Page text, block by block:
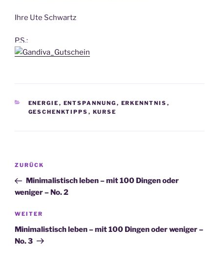
Ihre Ute Schwartz
P.S.:
KATEGORIEN
ENERGIE , ENTSPANNUNG , ERKENNTNIS ,
GESCHENKTIPPS , KURSE
Beitragsnavigation
Vorheriger
Beitrag
ZURÜCK
Minimalistisch leben – mit 100 Dingen oder
weniger – No. 2
Nächster
Beitrag
WEITER
Minimalistisch leben – mit 100 Dingen oder weniger –
No. 3